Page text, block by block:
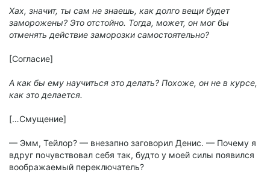
Хах, значит, ты сам не знаешь, как долго вещи будет
заморожены? Это отстойно. Тогда, может, он мог бы
отменять действие заморозки самостоятельно?
[Согласие]
А как бы ему научиться это делать? Похоже, он не в курсе,
как это делается.
[…Смущение]
— Эмм, Тейлор? — внезапно заговорил Денис. — Почему я
вдруг почувствовал себя так, будто у моей силы появился
воображаемый переключатель?